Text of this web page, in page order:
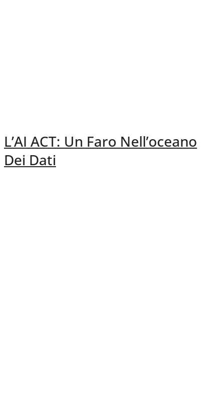
L’AI ACT: Un Faro Nell’oceano
Dei Dati